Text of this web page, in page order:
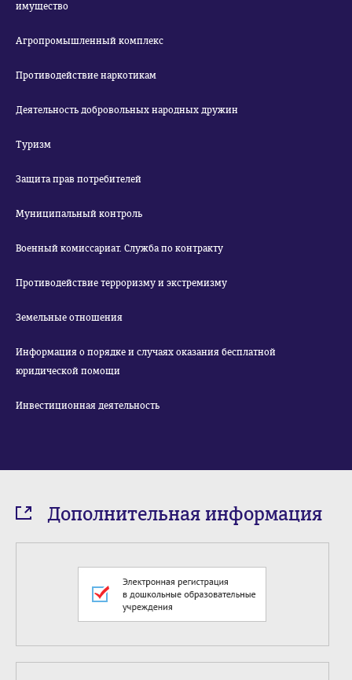
имущество
Агропромышленный комплекс
Противодействие наркотикам
Деятельность добровольных народных дружин
Туризм
Защита прав потребителей
Муниципальный контроль
Военный комиссариат. Служба по контракту
Противодействие терроризму и экстремизму
Земельные отношения
Информация о порядке и случаях оказания бесплатной
юридической помощи
Инвестиционная деятельность
Дополнительная информация